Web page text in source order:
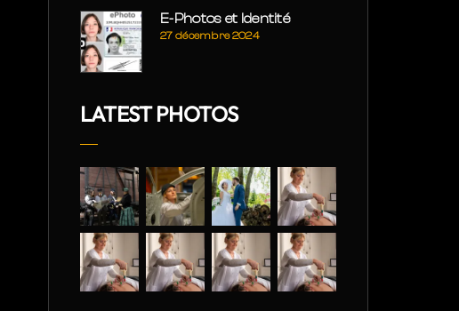
E-Photos et Identité
27 décembre 2024
LATEST PHOTOS